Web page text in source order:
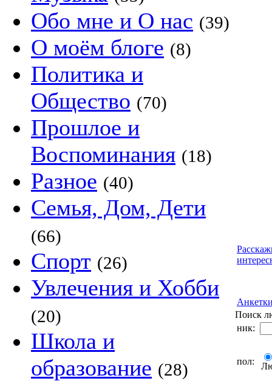
Обо мне и О нас (39)
О моём блоге (8)
Политика и
Общество (70)
Прошлое и
Воспоминания (18)
Разное (40)
Семья, Дом, Дети
(66)
Спорт (26)
Увлечения и Хобби
(20)
Школа и
образование (28)
Поиск
ник:
пол: